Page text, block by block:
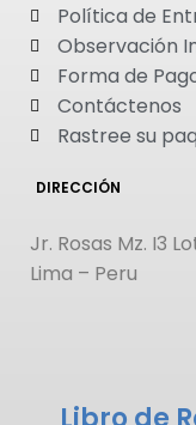
Política de
Observación
Forma de
Contáctenos
Rastree su
DIRECCIÓN
Jr. Rosas Mz. I3
Lima – Peru